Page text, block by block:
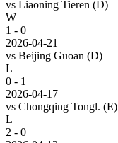
vs Liaoning Tieren (D)
W
1 - 0
2026-04-21
vs Beijing Guoan (D)
L
0 - 1
2026-04-17
vs Chongqing Tongl. (E)
L
2 - 0